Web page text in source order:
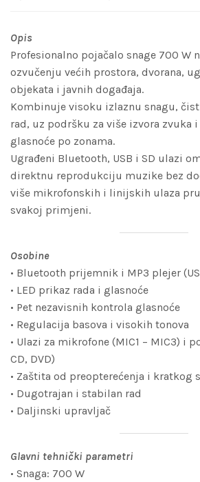
Opis
Profesionalno pojačalo snage 700 W
ozvučenju većih prostora, dvorana,
objekata i javnih događaja.
Kombinuje visoku izlaznu snagu,
rad, uz podršku za više izvora zvuka
glasnoće po zonama.
Ugrađeni Bluetooth, USB i SD ulazi
direktnu reprodukciju muzike bez
više mikrofonskih i linijskih ulaza
svakoj primjeni.
Osobine
• Bluetooth prijemnik i MP3 plejer
• LED prikaz rada i glasnoće
• Pet nezavisnih kontrola glasnoće
• Regulacija basova i visokih tonova
• Ulazi za mikrofone (MIC1 – MIC3) i
CD, DVD)
• Zaštita od preopterećenja i kratkog
• Dugotrajan i stabilan rad
• Daljinski upravljač
Glavni tehnički parametri
• Snaga: 700 W